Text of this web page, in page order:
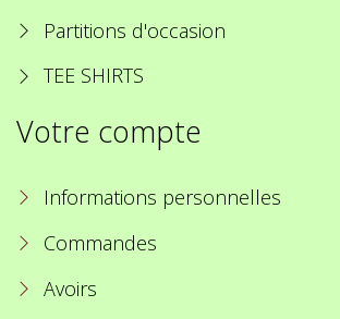
Partitions d'occasion
TEE SHIRTS
Votre compte
Informations personnelles
Commandes
Avoirs